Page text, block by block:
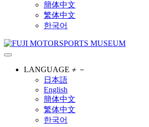
簡体中文
繁体中文
한국어
LANGUAGE ＋ －
日本語
English
簡体中文
繁体中文
한국어